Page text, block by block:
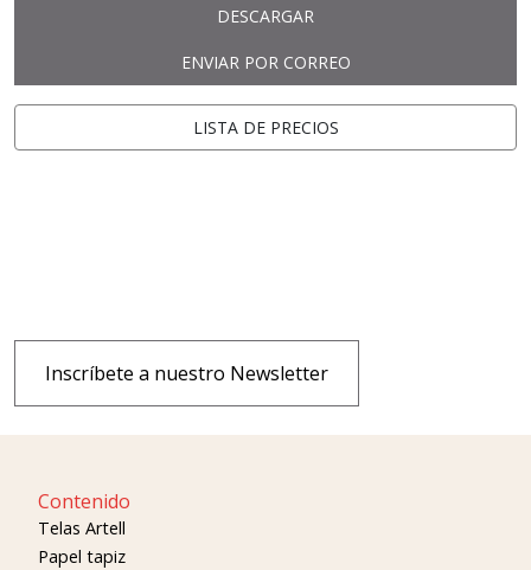
DESCARGAR
ENVIAR POR CORREO
LISTA DE PRECIOS
Inscríbete a nuestro Newsletter
Contenido
Telas Artell
Papel tapiz